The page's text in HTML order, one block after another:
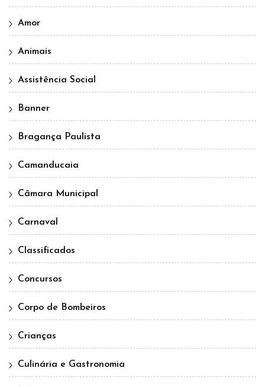
Amor
Animais
Assistência Social
Banner
Bragança Paulista
Camanducaia
Câmara Municipal
Carnaval
Classificados
Concursos
Corpo de Bombeiros
Crianças
Culinária e Gastronomia